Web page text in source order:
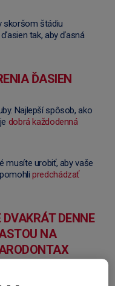
skoršom štádiu
tak, aby ďasná
ĎASIEN
Najlepší spôsob, ako
dobrá každodenná
musíte urobiť, aby vaše
predchádzať
DENNE
NA